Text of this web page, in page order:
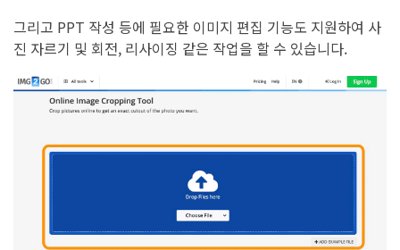
그리고 PPT 작성 등에 필요한 이미지 편집 기능도 지원하여 사
진 자르기 및 회전, 리사이징 같은 작업을 할 수 있습니다.